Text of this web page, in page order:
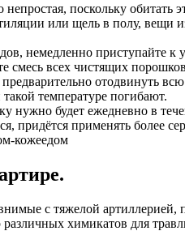
поскольку
или щель в полу, вещи
немедленно
смесь всех чистящих
отодвинуть
температуре погибают.
нужно будет ежедневно в
придётся применять более
с тяжелой
химикатов для